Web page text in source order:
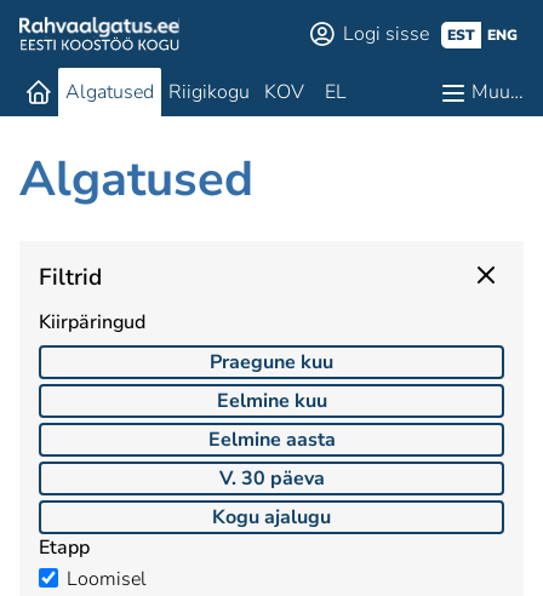
Logi sisse EST ENG
Algatused Riigikogu KOV EL Muu…
Algatused
Filtrid
Kiirpäringud
Praegune kuu
Eelmine kuu
Eelmine aasta
V. 30 päeva
Kogu ajalugu
Etapp
Loomisel